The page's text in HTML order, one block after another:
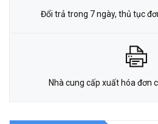
Đổi trả trong 7 ngày, thủ tục
Nhà cung cấp xuất hóa đơn